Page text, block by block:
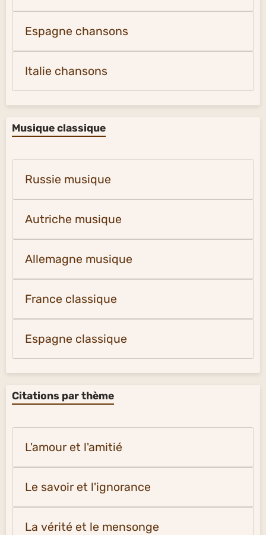
Espagne chansons
Italie chansons
Musique classique
Russie musique
Autriche musique
Allemagne musique
France classique
Espagne classique
Citations par thème
L'amour et l'amitié
Le savoir et l'ignorance
La vérité et le mensonge